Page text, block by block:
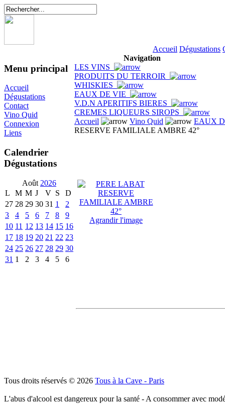
Accueil Dégustations
Menu principal
Accueil
Dégustations
Contact
Vino Quid
Connexion
Liens
Calendrier
Dégustations
Août 2026
L
M M J V S
D
27 28 29 30 31 1
2
3
4 5 6 7 8
9
10 11 12 13 14 15 16
17 18 19 20 21 22 23
24 25 26 27 28 29 30
31 1 2 3 4 5 6
Navigation
LES VINS
PRODUITS DU TERROIR
WHISKIES
EAUX DE VIE
V.D.N APERITIFS BIERES
CREMES LIQUEURS SIROPS
Accueil
Vino Quid
EAUX
RESERVE FAMILIALE AMBRE 42°
Agrandir l'image
Tous droits réservés © 2026 Tous à la Cave - Paris
L'abus d'alcool est dangereux pour la santé - A consommer avec